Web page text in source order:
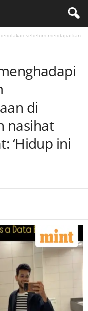
sebelum mendapatkan
di
nasihat
‘Hidup ini